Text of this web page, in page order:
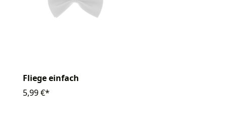
Fliege einfach
5,99 €*